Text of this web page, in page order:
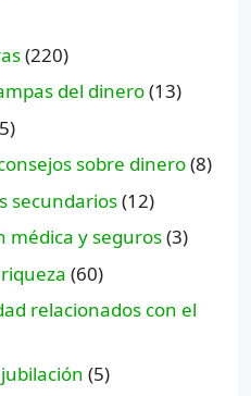
(220)
del dinero(13)
sobre dinero(8)
secundarios(12)
médica y seguros(3)
(60)
relacionados con el
(5)